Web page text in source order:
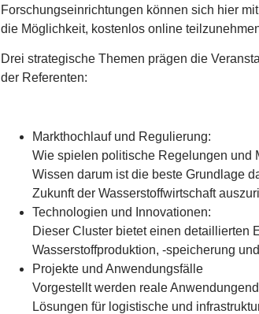
Forschungseinrichtungen können sich hier
die Möglichkeit, kostenlos online
Drei strategische Themen prägen die
der Referenten:
Markthochlauf und Regulierung:
Wie spielen politische Regelungen und
Wissen darum ist die beste Grundlage
Zukunft der Wasserstoffwirtschaft
Technologien und Innovationen:
Dieser Cluster bietet einen detaillierten
Wasserstoffproduktion, -speicherung
Projekte und Anwendungsfälle
Vorgestellt werden reale Anwendungen
Lösungen für logistische und